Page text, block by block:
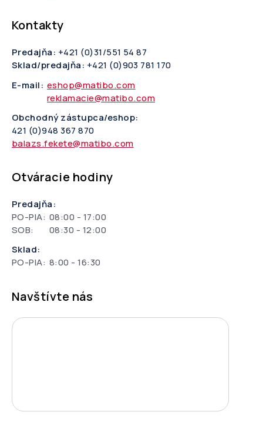
Kontakty
Predajňa: +421 (0)31/551 54 87
Sklad/predajňa: +421 (0)903 781 170
E-mail: eshop@matibo.com
reklamacie@matibo.com
Obchodný zástupca/eshop:
421 (0)948 367 870
balazs.fekete@matibo.com
Otváracie hodiny
Predajňa:
PO-PIA: 08:00 - 17:00
SOB:
08:30 - 12:00
Sklad:
PO-PIA: 8:00 - 16:30
Navštívte nás